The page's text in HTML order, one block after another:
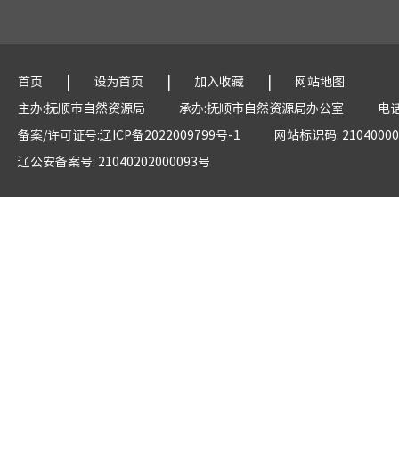
首页 | 设为首页 | 加入收藏 |
网站地图
主办:抚顺市自然资源局
承办:抚顺市自然资源局办公室
电
备案/许可证号:辽ICP备2022009799号-1
网站标识码:
辽公安备案号: 21040202000093号